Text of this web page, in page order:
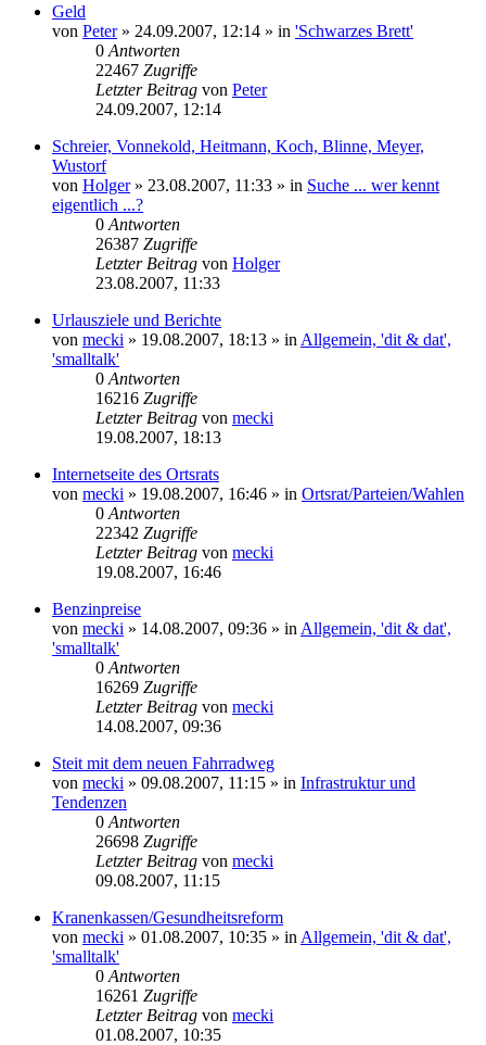
Geld
von Peter» 24.09.2007, 12:14 » in 'Schwarzes Brett'
0 Antworten
22467 Zugriffe
Letzter Beitrag von Peter
24.09.2007, 12:14
Schreier, Vonnekold, Heitmann, Koch, Blinne, Meyer,
Wustorf
von Holger» 23.08.2007, 11:33 » in Suche ... wer kennt
eigentlich ...?
0 Antworten
26387 Zugriffe
Letzter Beitrag von Holger
23.08.2007, 11:33
Urlausziele und Berichte
von mecki » 19.08.2007, 18:13 » in Allgemein, 'dit & dat',
'smalltalk'
0 Antworten
16216 Zugriffe
Letzter Beitrag von mecki
19.08.2007, 18:13
Internetseite des Ortsrats
von mecki » 19.08.2007, 16:46 » in Ortsrat/Parteien/Wahlen
0 Antworten
22342 Zugriffe
Letzter Beitrag von mecki
19.08.2007, 16:46
Benzinpreise
von mecki » 14.08.2007, 09:36 » in Allgemein, 'dit & dat',
'smalltalk'
0 Antworten
16269 Zugriffe
Letzter Beitrag von mecki
14.08.2007, 09:36
Steit mit dem neuen Fahrradweg
von mecki » 09.08.2007, 11:15 » in Infrastruktur und
Tendenzen
0 Antworten
26698 Zugriffe
Letzter Beitrag von mecki
09.08.2007, 11:15
Kranenkassen/Gesundheitsreform
von mecki » 01.08.2007, 10:35 » in Allgemein, 'dit & dat',
'smalltalk'
0 Antworten
16261 Zugriffe
Letzter Beitrag von mecki
01.08.2007, 10:35